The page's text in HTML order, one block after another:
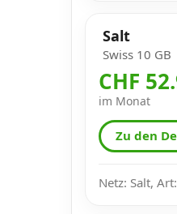
Salt
Swiss 10 GB
CHF
im Monat
Zu den
Netz: Salt,